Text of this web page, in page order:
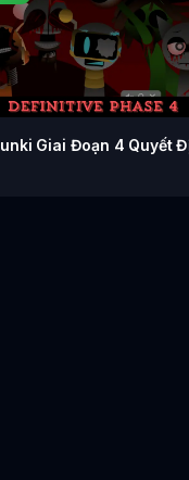
Giai Đoạn 4 Quyết